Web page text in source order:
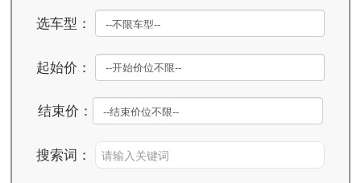
选车型：
起始价：
结束价：
搜索词：